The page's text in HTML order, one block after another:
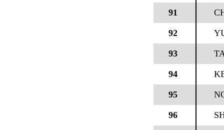
91
92
93
94
95
96